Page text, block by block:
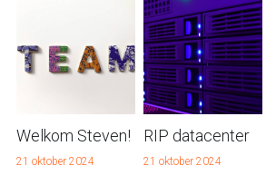
Welkom Steven!
21 oktober 2024
RIP datacenter
21 oktober 2024